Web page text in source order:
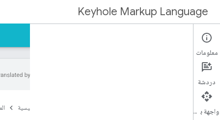
Keyhole Markup Language
Introduction
KML Tutorial
الصفحة الرئيسية
معلومات
دردشة
واجهة برمجة التطبيقات